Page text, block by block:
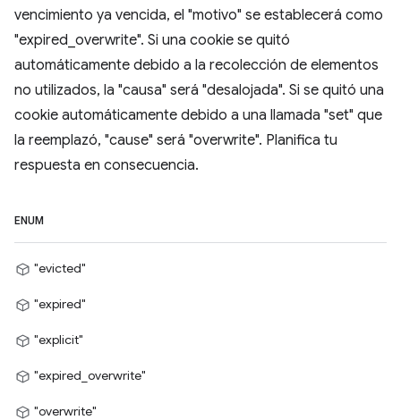
vencimiento ya vencida, el "motivo" se establecerá como
"expired_overwrite". Si una cookie se quitó
automáticamente debido a la recolección de elementos
no utilizados, la "causa" será "desalojada". Si se quitó una
cookie automáticamente debido a una llamada "set" que
la reemplazó, "cause" será "overwrite". Planifica tu
respuesta en consecuencia.
ENUM
"evicted"
"expired"
"explicit"
"expired_overwrite"
"overwrite"